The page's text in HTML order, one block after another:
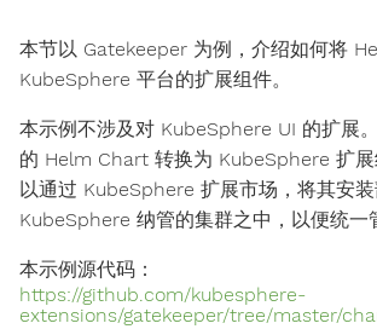
本节以 Gatekeeper 为例，介绍如何将
KubeSphere 平台的扩展组件。
本示例不涉及对 KubeSphere UI 的扩展
的 Helm Chart 转换为 KubeSphere 扩
以通过 KubeSphere 扩展市场，将其安装
KubeSphere 纳管的集群之中，以便统一
本示例源代码：
https://github.com/kubesphere-
extensions/gatekeeper/tree/master/